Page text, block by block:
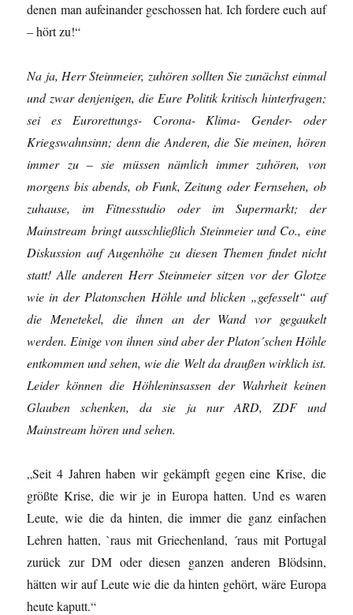
denen man aufeinander geschossen hat. Ich fordere euch auf
– hört zu!“
Na ja, Herr Steinmeier, zuhören sollten Sie zunächst einmal
und zwar denjenigen, die Eure Politik kritisch hinterfragen;
sei es Eurorettungs- Corona- Klima- Gender- oder
Kriegswahnsinn; denn die Anderen, die Sie meinen, hören
immer zu – sie müssen nämlich immer zuhören, von
morgens bis abends, ob Funk, Zeitung oder Fernsehen, ob
zuhause, im Fitnesstudio oder im Supermarkt; der
Mainstream bringt ausschließlich Steinmeier und Co., eine
Diskussion auf Augenhöhe zu diesen Themen findet nicht
statt! Alle anderen Herr Steinmeier sitzen vor der Glotze
wie in der Platonschen Höhle und blicken „gefesselt“ auf
die Menetekel, die ihnen an der Wand vor gegaukelt
werden. Einige von ihnen sind aber der Platon´schen Höhle
entkommen und sehen, wie die Welt da draußen wirklich ist.
Leider können die Höhleninsassen der Wahrheit keinen
Glauben schenken, da sie ja nur ARD, ZDF und
Mainstream hören und sehen.
„Seit 4 Jahren haben wir gekämpft gegen eine Krise, die
größte Krise, die wir je in Europa hatten. Und es waren
Leute, wie die da hinten, die immer die ganz einfachen
Lehren hatten, `raus mit Griechenland, ´raus mit Portugal
zurück zur DM oder diesen ganzen anderen Blödsinn,
hätten wir auf Leute wie die da hinten gehört, wäre Europa
heute kaputt.“